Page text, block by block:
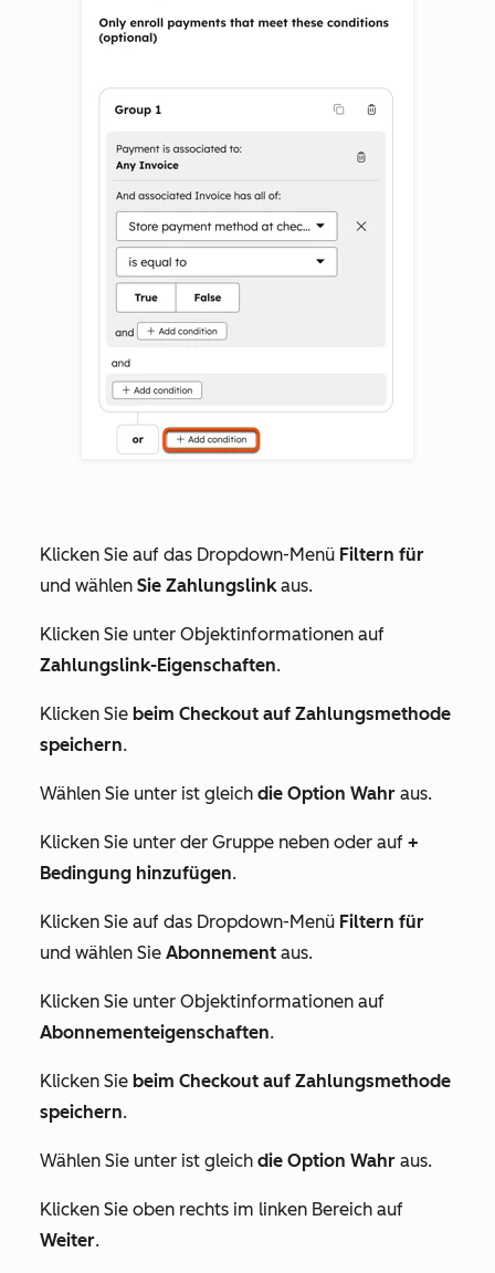
Klicken Sie auf das Dropdown-Menü Filtern für
und wählen Sie Zahlungslinkaus.
Klicken Sie unter Objektinformationen auf
Zahlungslink-Eigenschaften.
Klicken Sie beim Checkout auf Zahlungsmethode
speichern.
Wählen Sie unter ist gleich die Option Wahr aus.
Klicken Sie unter der Gruppe neben oder auf +
Bedingung hinzufügen.
Klicken Sie auf das Dropdown-Menü Filtern für
und wählen Sie Abonnement aus.
Klicken Sie unter Objektinformationen auf
Abonnementeigenschaften.
Klicken Sie beim Checkout auf Zahlungsmethode
speichern.
Wählen Sie unter ist gleich die Option Wahr aus.
Klicken Sie oben rechts im linken Bereich auf
Weiter.